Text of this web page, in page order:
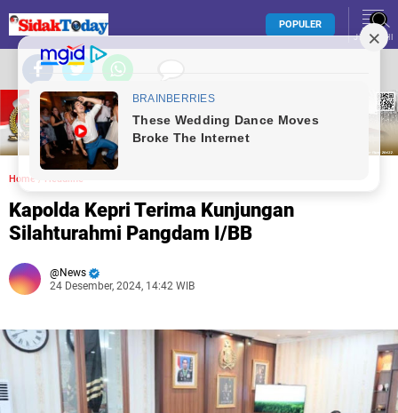
POPULER
JELAJAHI
Home / Headline
Kapolda Kepri Terima Kunjungan
Silahturahmi Pangdam I/BB
News
24 Desember, 2024, 14:42 WIB